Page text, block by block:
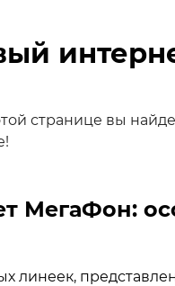
странице вы
МегаФон:
линеек,